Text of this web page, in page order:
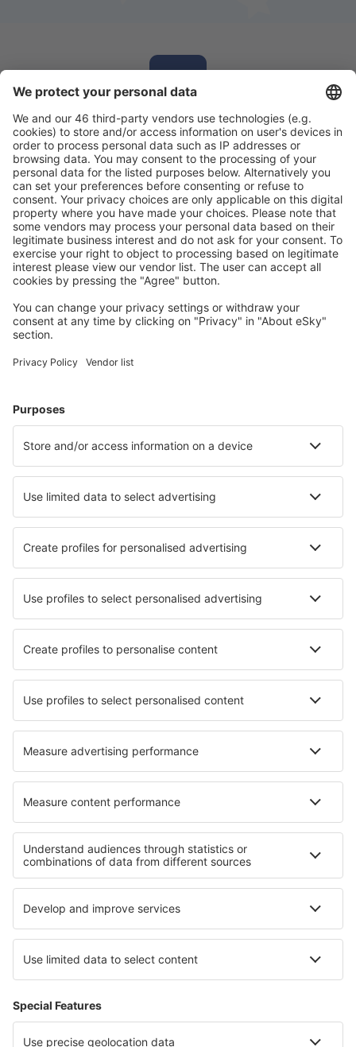
Laden Sie unsere App herunterund planen
Sie Ihre Reisen
Reise planen
Flüge
Kurzurlaub
Urlaub
Hotels
Transfers
Sehenswürdigkeiten
Sportveranstaltungen
Mehr Infos
Mobile app
Fluggesellschaften
Ryanair
WizzAir
Lufthansa
Eurowings
Turkish Airlines
Über eSky
Impressum
AGB
Meine Reservierung
Datenschutz
Hilfe und Kontakt
Privatsphäre
Länder